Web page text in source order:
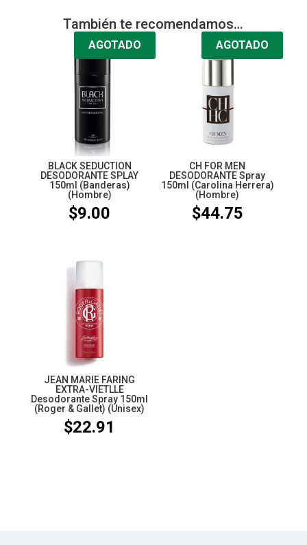
También te recomendamos…
AGOTADO
BLACK SEDUCTION
DESODORANTE SPLAY
150ml (Banderas)
(Hombre)
$9.00
AGOTADO
CH FOR MEN
DESODORANTE Spray
150ml (Carolina Herrera)
(Hombre)
$44.75
JEAN MARIE FARING
EXTRA-VIETLLE
Desodorante Spray 150ml
(Roger & Gallet) (Unisex)
$22.91